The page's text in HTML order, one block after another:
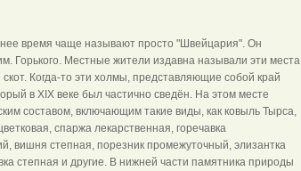
время чаще называют просто "Швейцария". Он
Горького. Местные жители издавна называли эти места
Когда-то эти холмы, представляющие собой край
в XIX веке был частично сведён. На этом месте
составом, включающим такие виды, как ковыль Тырса,
спаржа лекарственная, горечавка
вишня степная, порезник промежуточный, элизантка
степная и другие. В нижней части памятника природы